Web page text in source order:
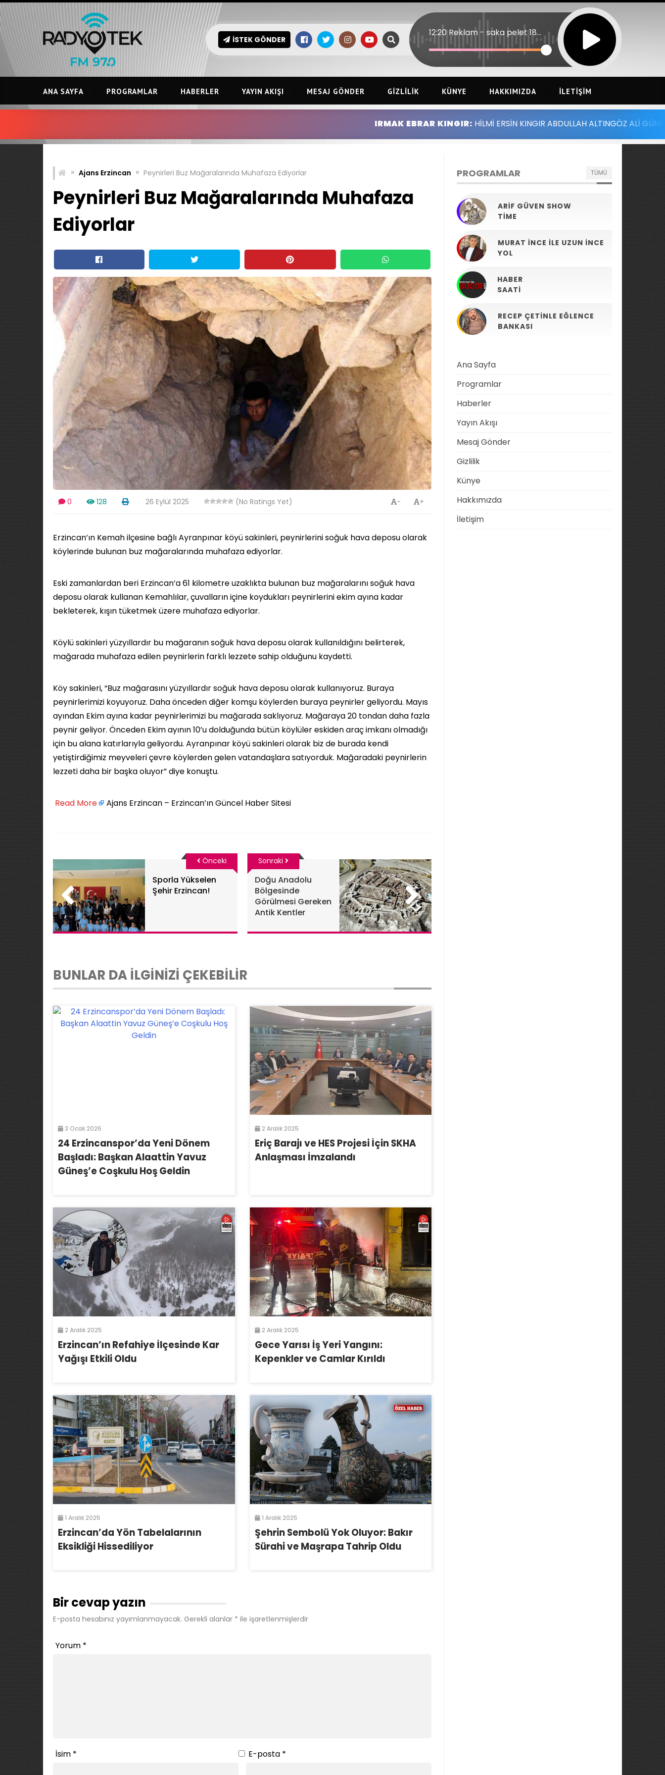
Skip
to
content
İSTEK GÖNDER
12:20 Reklam - saka pelet 180823
ANA SAYFA PROGRAMLAR HABERLER YAYIN AKIŞI MESAJ GÖNDER GIZLILIK KÜNYE HAKKIMIZDA İLETIŞIM
IRMAK EBRAR KINGIR:HİLMİ ERSİN KINGIR ABDULLAH ALTINGÖZ ALİ GÜNEY MELİH YILMAZ
» Ajans Erzincan » Peynirleri Buz Mağaralarında Muhafaza Ediyorlar
Peynirleri Buz Mağaralarında Muhafaza
Ediyorlar
0 128 26 Eylül 2025 (No Ratings Yet) +
-
Erzincan’ın Kemah ilçesine bağlı Ayranpınar köyü sakinleri, peynirlerini soğuk hava deposu olarak
köylerinde bulunan buz mağaralarında muhafaza ediyorlar.
Eski zamanlardan beri Erzincan’a 61 kilometre uzaklıkta bulunan buz mağaralarını soğuk hava
deposu olarak kullanan Kemahlılar, çuvalların içine koydukları peynirlerini ekim ayına kadar
bekleterek, kışın tüketmek üzere muhafaza ediyorlar.
Köylü sakinleri yüzyıllardır bu mağaranın soğuk hava deposu olarak kullanıldığını belirterek,
mağarada muhafaza edilen peynirlerin farklı lezzete sahip olduğunu kaydetti.
Köy sakinleri, “Buz mağarasını yüzyıllardır soğuk hava deposu olarak kullanıyoruz. Buraya
peynirlerimizi koyuyoruz. Daha önceden diğer komşu köylerden buraya peynirler geliyordu. Mayıs
ayından Ekim ayına kadar peynirlerimizi bu mağarada saklıyoruz. Mağaraya 20 tondan daha fazla
peynir geliyor. Önceden Ekim ayının 10’u dolduğunda bütün köylüler eskiden araç imkanı olmadığı
için bu alana katırlarıyla geliyordu. Ayranpınar köyü sakinleri olarak biz de burada kendi
yetiştirdiğimiz meyveleri çevre köylerden gelen vatandaşlara satıyorduk. Mağaradaki peynirlerin
lezzeti daha bir başka oluyor” diye konuştu.
Read More Ajans Erzincan – Erzincan’ın Güncel Haber Sitesi
Sporla Yükselen
Şehir Erzincan!
Önceki
Doğu Anadolu
Bölgesinde
Görülmesi Gereken
Antik Kentler
Sonraki
BUNLAR DA İLGİNİZİ ÇEKEBİLİR
3 Ocak 2026
24 Erzincanspor’da Yeni Dönem
Başladı: Başkan Alaattin Yavuz
Güneş’e Coşkulu Hoş Geldin
2 Aralık 2025
Eriç Barajı ve HES Projesi İçin SKHA
Anlaşması İmzalandı
2 Aralık 2025
Erzincan’ın Refahiye İlçesinde Kar
Yağışı Etkili Oldu
2 Aralık 2025
Gece Yarısı İş Yeri Yangını:
Kepenkler ve Camlar Kırıldı
1 Aralık 2025
Erzincan’da Yön Tabelalarının
Eksikliği Hissediliyor
1 Aralık 2025
Şehrin Sembolü Yok Oluyor: Bakır
Sürahi ve Maşrapa Tahrip Oldu
Bir cevap yazın
E-posta hesabınız yayımlanmayacak. Gerekli alanlar * ile işaretlenmişlerdir
Yorum *
İsim * E-posta *
PROGRAMLAR TÜMÜ
ARIF GÜVEN SHOW
TIME
MURAT İNCE ILE UZUN İNCE
YOL
HABER
SAATI
RECEP ÇETINLE EĞLENCE
BANKASI
Ana Sayfa
Programlar
Haberler
Yayın Akışı
Mesaj Gönder
Gizlilik
Künye
Hakkımızda
İletişim